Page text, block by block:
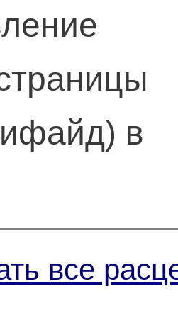
в
все